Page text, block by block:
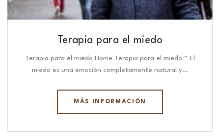
Terapia para el miedo
Terapia para el miedo Home Terapia para el miedo “ El
miedo es una emoción completamente natural y…
MÁS INFORMACIÓN